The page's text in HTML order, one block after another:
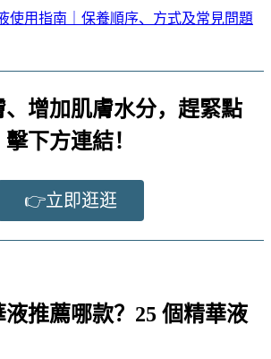
使用指南｜保養順序、方式及常見問題
增加肌膚水分，趕緊點
擊下方連結！
👉立即逛逛
推薦哪款？25 個精華液